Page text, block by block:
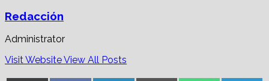
Redacción
Administrator
Visit WebsiteView All Posts